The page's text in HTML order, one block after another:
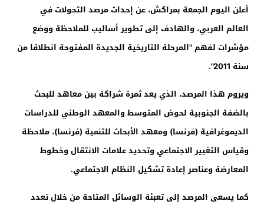
أعلن اليوم الجمعة بمراكش، عن إحداث مرصد التحولات في
العالم العربي، والهادف إلى تطوير أساليب للملاحظة ووضع
مؤشرات لفهم "المرحلة التاريخية الجديدة المفتوحة انطلاقا من
سنة 2011".
ويروم هذا المرصد، الذي يعد ثمرة شراكة بين معاهد للبحث
بالضفة الجنوبية لحوض المتوسط والمعهد الوطني للدراسات
الديموغرافية (فرنسا) ومعهد الأبحاث للتنمية (فرنسا)، ملاحظة
وقياس التغيير الاجتماعي وتحديد علامات الانتقال وخطوط
المعارضة وعناصر إعادة تشكيل النظام الاجتماعي.
كما يسعى المرصد إلى تعبئة الوسائل المتاحة من خلال تعدد